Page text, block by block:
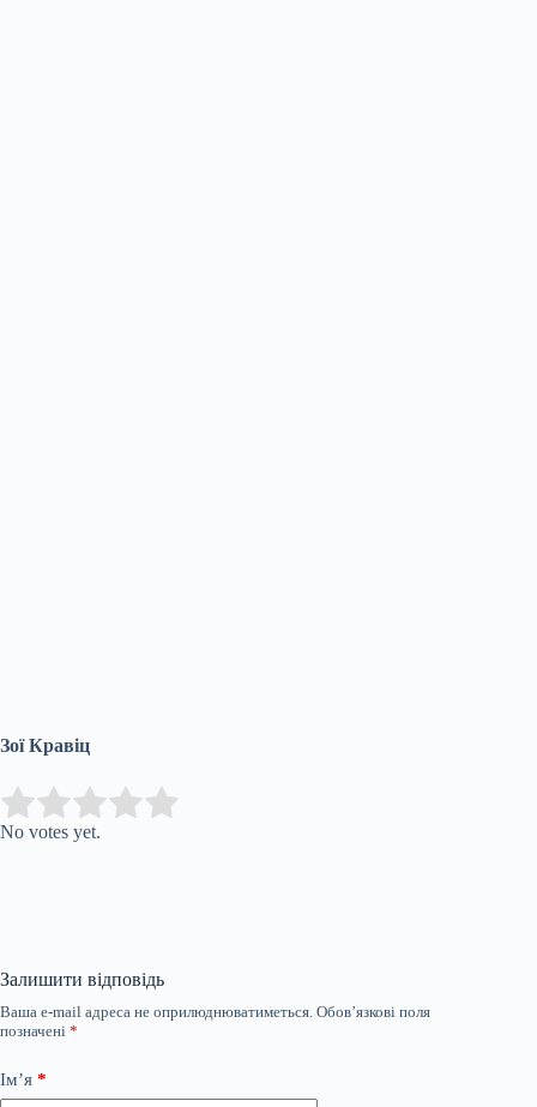
Зої Кравіц
Rate this item:
No votes yet.
Залишити відповідь
Ваша e-mail адреса не оприлюднюватиметься. Обов’язкові поля
позначені *
Ім’я *